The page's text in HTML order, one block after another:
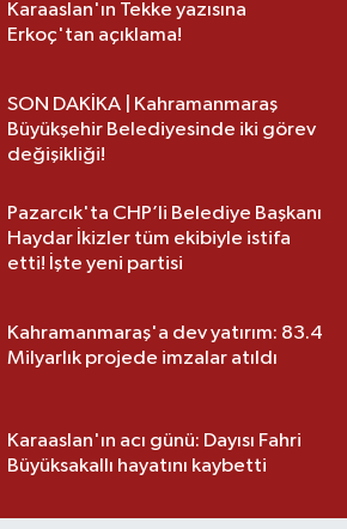
Karaaslan'ın Tekke yazısına
Erkoç'tan açıklama!
SON DAKİKA | Kahramanmaraş
Büyükşehir Belediyesinde iki görev
değişikliği!
Pazarcık'ta CHP’li Belediye Başkanı
Haydar İkizler tüm ekibiyle istifa
etti! İşte yeni partisi
Kahramanmaraş'a dev yatırım: 83.4
Milyarlık projede imzalar atıldı
Karaaslan'ın acı günü: Dayısı Fahri
Büyüksakallı hayatını kaybetti